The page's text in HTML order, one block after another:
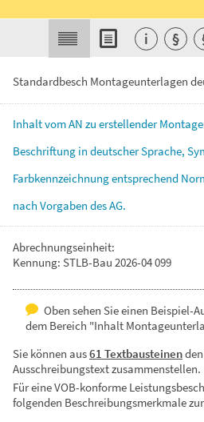
Standardbesch Montageunterlagen
InhaltvomAN zu erstellender
Beschriftung in deutscherSprache,
Farbkennzeichnungentsprechend
nach Vorgaben desAG.
Abrechnungseinheit:
Kennung: STLB-Bau 2026-04 099
Oben sehen Sie einen Beispiel-
dem Bereich "Inhalt
Sie können aus61 Textbausteinen
Ausschreibungstext zusammenstellen.
Für eine VOB-konforme
folgenden Beschreibungsmerkmale
i §